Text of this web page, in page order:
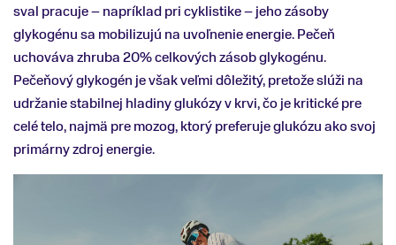
sval pracuje – napríklad pri cyklistike – jeho zásoby
glykogénu sa mobilizujú na uvoľnenie energie. Pečeň
uchováva zhruba 20% celkových zásob glykogénu.
Pečeňový glykogén je však veľmi dôležitý, pretože slúži na
udržanie stabilnej hladiny glukózy v krvi, čo je kritické pre
celé telo, najmä pre mozog, ktorý preferuje glukózu ako svoj
primárny zdroj energie.